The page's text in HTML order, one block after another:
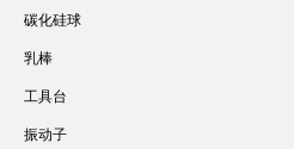
碳化硅球
乳棒
工具台
振动子